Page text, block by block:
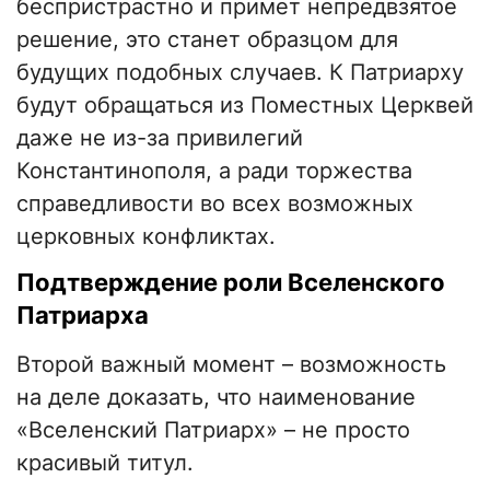
беспристрастно и примет непредвзятое
решение, это станет образцом для
будущих подобных случаев. К Патриарху
будут обращаться из Поместных Церквей
даже не из-за привилегий
Константинополя, а ради торжества
справедливости во всех возможных
церковных конфликтах.
Подтверждение роли Вселенского
Патриарха
Второй важный момент – возможность
на деле доказать, что наименование
«Вселенский Патриарх» – не просто
красивый титул.